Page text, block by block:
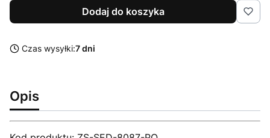
Dodaj do koszyka
Czas wysyłki:7 dni
Opis